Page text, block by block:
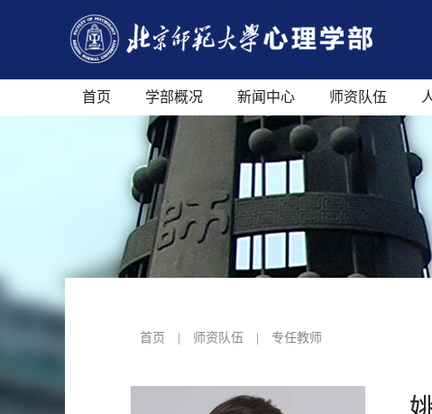
首页 学部概况 新闻中心 师资队伍
首页 师资队伍 专任教师